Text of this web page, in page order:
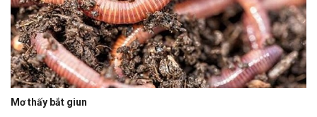
Mơ thấy bắt giun